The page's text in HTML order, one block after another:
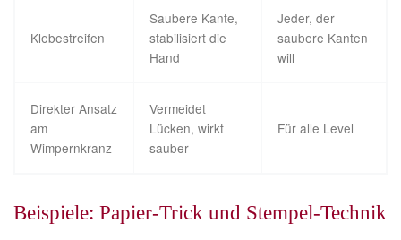
Klebestreifen
Saubere Kante,
stabilisiert die
Hand
Jeder, der
saubere Kanten
will
Direkter Ansatz
am
Wimpernkranz
Vermeidet
Lücken, wirkt
sauber
Für alle Level
Beispiele: Papier-Trick und Stempel-Technik